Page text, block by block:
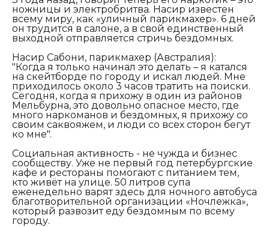
ножницы и электробритва. Насир известен
всему миру, как «уличный парикмахер». 6 дней
он трудится в салоне, а в свой единственный
выходной отправляется стричь бездомных.
Насир Сабони, парикмахер (Австралия):
"Когда я только начинал это делать – я катался
на скейтборде по городу и искал людей. Мне
приходилось около 3 часов тратить на поиски.
Сегодня, когда я прихожу в один из районов
Мельбурна, это довольно опасное место, где
много наркоманов и бездомных, я прихожу со
своим саквояжем, и люди со всех сторон бегут
ко мне".
Социальная активность - не чужда и бизнес
сообществу. Уже не первый год петербургские
кафе и рестораны помогают с питанием тем,
кто живёт на улице. 50 литров супа
еженедельно варят здесь для ночного автобуса
благотворительной организации «Ночлежка»,
который развозит еду бездомным по всему
городу.